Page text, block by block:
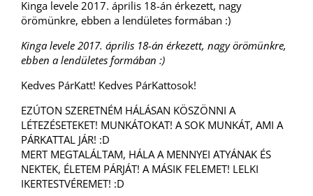
Kinga levele 2017. április 18-án érkezett, nagy
örömünkre, ebben a lendületes formában :)
Kinga levele 2017. április 18-án érkezett, nagy örömünkre,
ebben a lendületes formában :)
Kedves PárKatt! Kedves PárKattosok!
EZÚTON SZERETNÉM HÁLÁSAN KÖSZÖNNI A
LÉTEZÉSETEKET! MUNKÁTOKAT! A SOK MUNKÁT, AMI A
PÁRKATTAL JÁR! :D
MERT MEGTALÁLTAM, HÁLA A MENNYEI ATYÁNAK ÉS
NEKTEK, ÉLETEM PÁRJÁT! A MÁSIK FELEMET! LELKI
IKERTESTVÉREMET! :D